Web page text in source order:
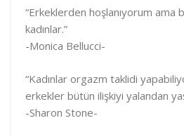
“Erkeklerden hoşlanıyorum ama
kadınlar.”
-Monica Bellucci-
“Kadınlar orgazm taklidi
erkekler bütün ilişkiyi yalandan
-Sharon Stone-